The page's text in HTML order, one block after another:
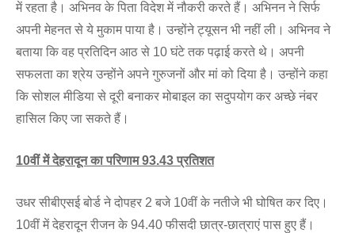
में रहता है। अभिनव के पिता विदेश में नौकरी करते हैं। अभिनन ने सिर्फ
अपनी मेहनत से ये मुकाम पाया है। उन्होंने ट्यूसन भी नहीं ली। अभिनव ने
बताया कि वह प्रतिदिन आठ से 10 घंटे तक पढ़ाई करते थे। अपनी
सफलता का श्रेय उन्होंने अपने गुरुजनों और मां को दिया है। उन्होंने कहा
कि सोशल मीडिया से दूरी बनाकर मोबाइल का सदुपयोग कर अच्छे नंबर
हासिल किए जा सकते हैं।
10वीं में देहरादून का परिणाम93.43प्रतिशत
उधर सीबीएसई बोर्ड ने दोपहर 2 बजे 10वीं के नतीजे भी घोषित कर दिए।
10वीं में देहरादून रीजन के 94.40 फीसदी छात्र-छात्राएं पास हुए हैं।